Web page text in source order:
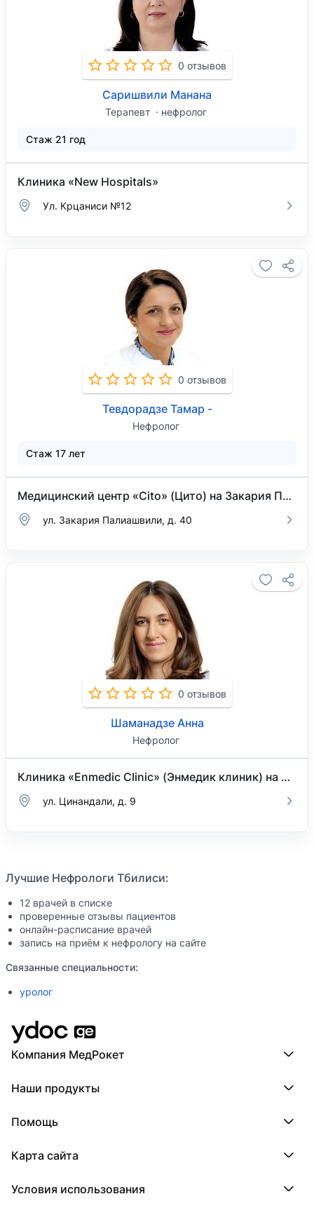
0 отзывов
Саришвили Манана
Терапевт нефролог
Стаж 21 год
Клиника «New Hospitals»
Ул. Крцаниси №12
0 отзывов
Тевдорадзе Тамар -
Нефролог
Стаж 17 лет
Медицинский центр «Cito» (Цито) на Закария Палиашвили
ул. Закария Палиашвили, д. 40
0 отзывов
Шаманадзе Анна
Нефролог
Клиника «Enmedic Clinic» (Энмедик клиник) на Цинандали
ул. Цинандали, д. 9
Лучшие Нефрологи Тбилиси:
12 врачей в списке
проверенные отзывы пациентов
онлайн-расписание врачей
запись на приём к нефрологу на сайте
Связанные специальности:
уролог
Компания МедРокет
О YDoc
Наши продукты
ПроТаблетки
МедТочка
Помощь
Регистрация врача
Карта сайта
Регионы
Условия использования